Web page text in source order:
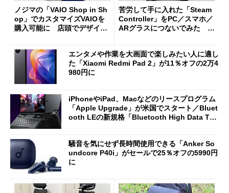
ノジマの「VAIO Shop in Sh
op」でカスタマイズVAIOを
購入可能に 店頭でデザイン
苦労して手に入れた「Steam
Controller」をPC／スマホ／
ARグラスにつないでみた ゲ
エンタメや作業を大画面で楽しみたい人に適し
た「Xiaomi Redmi Pad 2」が11％オフの2万4
980円に
iPhoneやiPad、Macなどのリースプログラム
「Apple Upgrade」が米国でスタート／Bluet
ooth LEの新規格「Bluetooth High Data Thr
騒音を気にせず長時間使用できる「Anker So
undcore P40i」がセールで25％オフの5990円
に